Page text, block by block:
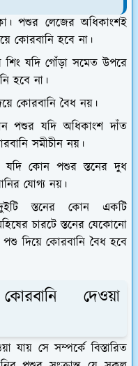
পশুর লেজের অধিকাংশই
কোরবানি হবে না।
যদি গোঁড়া সমেত উপরে
হবে না।
কোরবানি বৈধ নয়।
পশুর যদি অধিকাংশ দাঁত
সমীচীন নয়।
যদি কোন পশুর স্তনের দুধ
যোগ্য নয়।
স্তনের কোন একটি
চারটে স্তনের যেকোনো
দিয়ে কোরবানি বৈধ হবে
দেওয়া
সে সম্পর্কে বিস্তারিত